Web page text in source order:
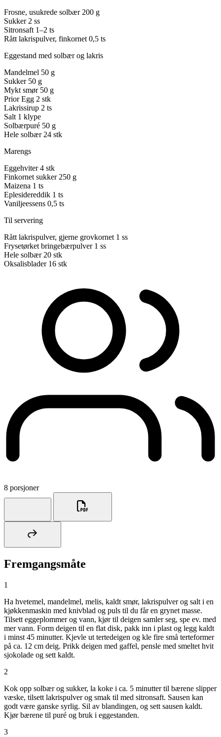
Frosne, usukrede solbær 200 g
Sukker 2 ss
Sitronsaft 1–2 ts
Rått lakrispulver, finkornet 0,5 ts
Eggestand med solbær og lakris
Mandelmel 50 g
Sukker 50 g
Mykt smør 50 g
Prior Egg 2 stk
Lakrissirup 2 ts
Salt 1 klype
Solbærpuré 50 g
Hele solbær 24 stk
Marengs
Eggehviter 4 stk
Finkornet sukker 250 g
Maizena 1 ts
Eplesidereddik 1 ts
Vaniljeessens 0,5 ts
Til servering
Rått lakrispulver, gjerne grovkornet 1 ss
Frysetørket bringebærpulver 1 ss
Hele solbær 20 stk
Oksalisblader 16 stk
8 porsjoner
Fremgangsmåte
1
Ha hvetemel, mandelmel, melis, kaldt smør, lakrispulver og salt i en
kjøkkenmaskin med knivblad og puls til du får en grynet masse.
Tilsett eggeplommer og vann, kjør til deigen samler seg, spe ev. med
mer vann. Form deigen til en flat disk, pakk inn i plast og legg kaldt
i minst 45 minutter. Kjevle ut tertedeigen og kle fire små terteformer
på ca. 12 cm deig. Prikk deigen med gaffel, pensle med smeltet hvit
sjokolade og sett kaldt.
2
Kok opp solbær og sukker, la koke i ca. 5 minutter til bærene slipper
væske, tilsett lakrispulver og smak til med sitronsaft. Sausen kan
godt være ganske syrlig. Sil av blandingen, og sett sausen kaldt.
Kjør bærene til puré og bruk i eggestanden.
3